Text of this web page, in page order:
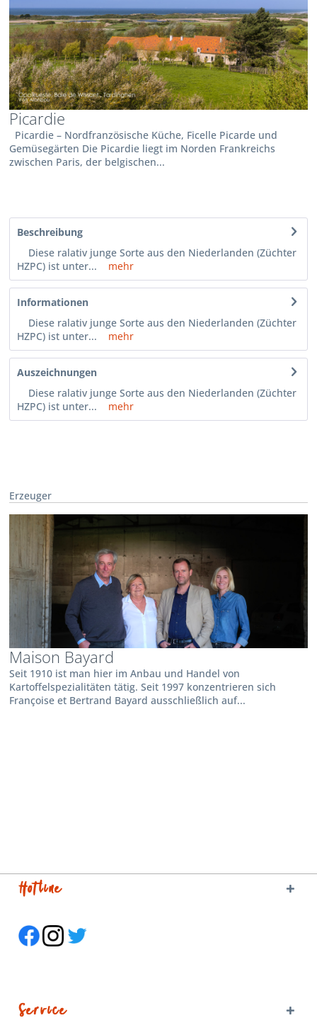
Picardie
Picardie – Nordfranzösische Küche, Ficelle Picarde und
Gemüsegärten Die Picardie liegt im Norden Frankreichs
zwischen Paris, der belgischen...
Beschreibung
Diese ralativ junge Sorte aus den Niederlanden (Züchter
HZPC) ist unter...
mehr
Informationen
Diese ralativ junge Sorte aus den Niederlanden (Züchter
HZPC) ist unter...
mehr
Auszeichnungen
Diese ralativ junge Sorte aus den Niederlanden (Züchter
HZPC) ist unter...
mehr
Erzeuger
Maison Bayard
Seit 1910 ist man hier im Anbau und Handel von
Kartoffelspezialitäten tätig. Seit 1997 konzentrieren sich
Françoise et Bertrand Bayard ausschließlich auf...
Hotline
Service